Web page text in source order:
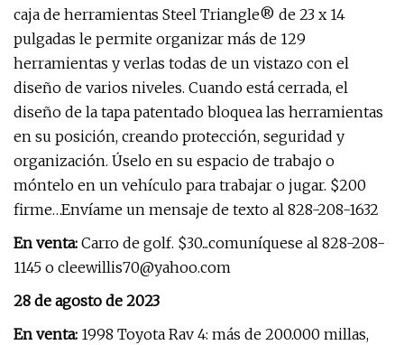
caja de herramientas Steel Triangle® de 23 x 14
pulgadas le permite organizar más de 129
herramientas y verlas todas de un vistazo con el
diseño de varios niveles. Cuando está cerrada, el
diseño de la tapa patentado bloquea las herramientas
en su posición, creando protección, seguridad y
organización. Úselo en su espacio de trabajo o
móntelo en un vehículo para trabajar o jugar. $200
firme…Envíame un mensaje de texto al 828-208-1632
En venta: Carro de golf. $30...comuníquese al 828-208-
1145 o cleewillis70@yahoo.com
28 de agosto de 2023
En venta: 1998 Toyota Rav 4: más de 200.000 millas,